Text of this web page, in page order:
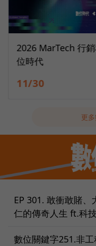
10/14 深度會員經
會員變現引擎
10/14
更
EP 301. 敢衝敢賭
仁的傳奇人生 ft.科
數位關鍵字251.非